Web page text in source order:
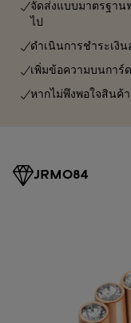
จัดส่งแบบมาตรฐา
ไป
ดำเนินการชำระเงิ
เพิ่มข้อความบนการ์
หากไม่พึงพอใจสินค้
JRM084